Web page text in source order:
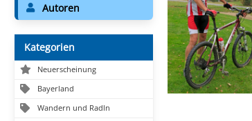
Autoren
Kategorien
Neuerscheinung
Bayerland
Wandern und Radln